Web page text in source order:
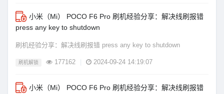
小米（Mi） POCO F6 Pro 刷机经验分享：解决线刷报错
press any key to shutdown
刷机经验分享：解决线刷报错 press any key to shutdown
刷机解锁 177162 2024-09-24 14:19:07
小米（Mi） POCO F6 Pro 刷机经验分享：解决线刷报错